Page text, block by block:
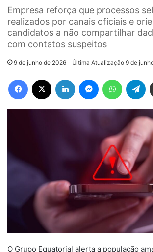
Empresa reforça que processos
realizados por canais oficiais e
candidatos a não compartilhar
com contatos suspeitos
9 de junho de 2026 Última Atualização 9 de
O Grupo Equatorial alerta a população